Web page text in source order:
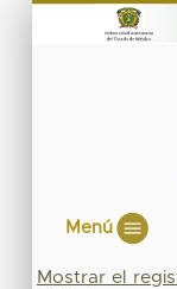
Menú
Mostrar el